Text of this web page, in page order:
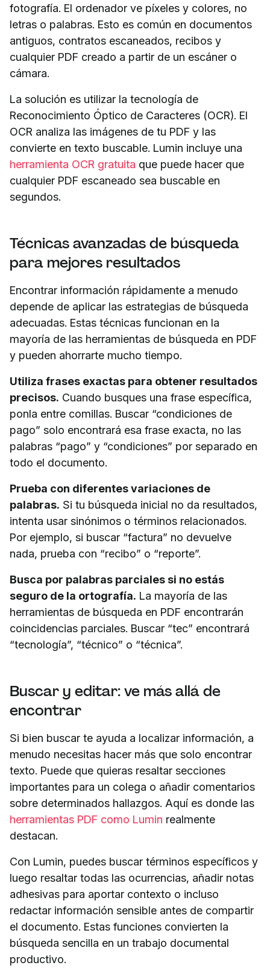
fotografía. El ordenador ve píxeles y colores, no
letras o palabras. Esto es común en documentos
antiguos, contratos escaneados, recibos y
cualquier PDF creado a partir de un escáner o
cámara.
La solución es utilizar la tecnología de
Reconocimiento Óptico de Caracteres (OCR). El
OCR analiza las imágenes de tu PDF y las
convierte en texto buscable. Lumin incluye una
herramienta OCR gratuita que puede hacer que
cualquier PDF escaneado sea buscable en
segundos.
Técnicas avanzadas de búsqueda
para mejores resultados
Encontrar información rápidamente a menudo
depende de aplicar las estrategias de búsqueda
adecuadas. Estas técnicas funcionan en la
mayoría de las herramientas de búsqueda en PDF
y pueden ahorrarte mucho tiempo.
Utiliza frases exactas para obtener resultados
precisos. Cuando busques una frase específica,
ponla entre comillas. Buscar “condiciones de
pago” solo encontrará esa frase exacta, no las
palabras “pago” y “condiciones” por separado en
todo el documento.
Prueba con diferentes variaciones de
palabras. Si tu búsqueda inicial no da resultados,
intenta usar sinónimos o términos relacionados.
Por ejemplo, si buscar “factura” no devuelve
nada, prueba con “recibo” o “reporte”.
Busca por palabras parciales si no estás
seguro de la ortografía. La mayoría de las
herramientas de búsqueda en PDF encontrarán
coincidencias parciales. Buscar “tec” encontrará
“tecnología”, “técnico” o “técnica”.
Buscar y editar: ve más allá de
encontrar
Si bien buscar te ayuda a localizar información, a
menudo necesitas hacer más que solo encontrar
texto. Puede que quieras resaltar secciones
importantes para un colega o añadir comentarios
sobre determinados hallazgos. Aquí es donde las
herramientas PDF como Lumin realmente
destacan.
Con Lumin, puedes buscar términos específicos y
luego resaltar todas las ocurrencias, añadir notas
adhesivas para aportar contexto o incluso
redactar información sensible antes de compartir
el documento. Estas funciones convierten la
búsqueda sencilla en un trabajo documental
productivo.